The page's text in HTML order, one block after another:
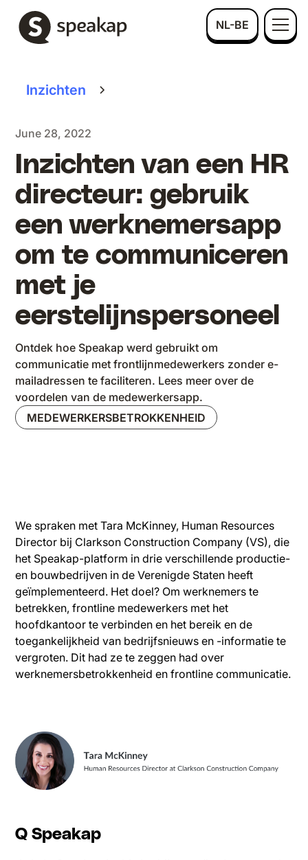
NL-BE
Inzichten
June 28, 2022
Inzichten van een HR
directeur: gebruik
een werknemersapp
om te communiceren
met je
eerstelijnspersoneel
Ontdek hoe Speakap werd gebruikt om
communicatie met frontlijnmedewerkers zonder e-
mailadressen te faciliteren. Lees meer over de
voordelen van de medewerkersapp.
MEDEWERKERSBETROKKENHEID
We spraken met Tara McKinney, Human Resources
Director bij Clarkson Construction Company (VS), die
het Speakap-platform in drie verschillende productie-
en bouwbedrijven in de Verenigde Staten heeft
geïmplementeerd. Het doel? Om werknemers te
betrekken, frontline medewerkers met het
hoofdkantoor te verbinden en het bereik en de
toegankelijkheid van bedrijfsnieuws en -informatie te
vergroten. Dit had ze te zeggen had over
werknemersbetrokkenheid en frontline communicatie.
Q Speakap